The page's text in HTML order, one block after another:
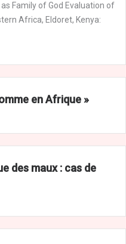
Family of God Evaluation of
Africa, Eldoret, Kenya:
en Afrique »
des maux : cas de